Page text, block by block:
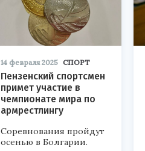
14 февраля 2025 СПОРТ
Пензенский спортсмен
примет участие в
чемпионате мира по
армрестлингу
Соревнования пройдут
осенью в Болгарии.